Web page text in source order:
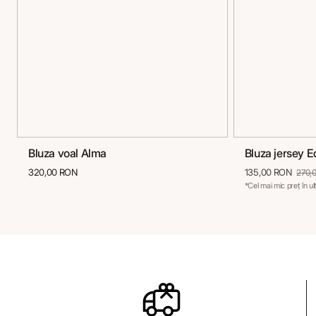
36 38 40
Bluza voal Alma
320,00 RON
36 38
Bluza jersey
135,00 RON
*Cel mai mic preț în